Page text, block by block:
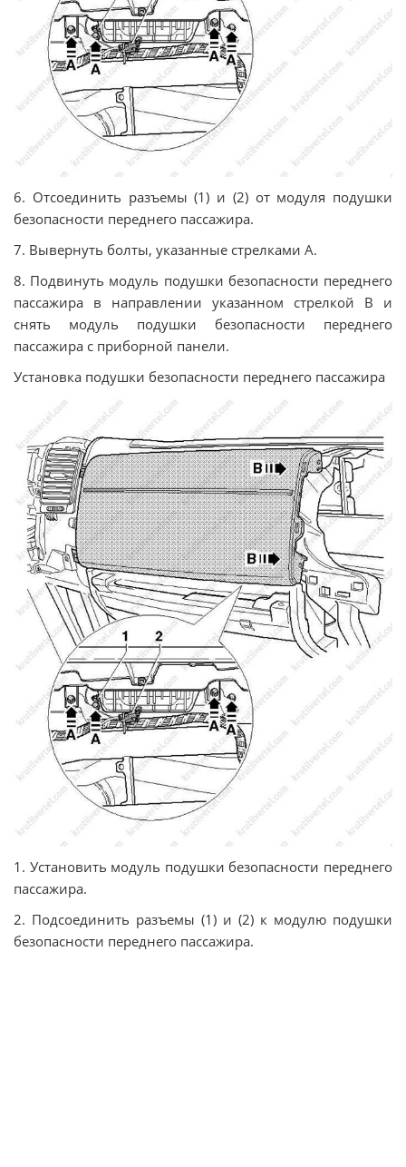
6. Отсоединить разъемы (1) и (2) от модуля подушки
безопасности переднего пассажира.
7. Вывернуть болты, указанные стрелками А.
8. Подвинуть модуль подушки безопасности переднего
пассажира в направлении указанном стрелкой В и
снять модуль подушки безопасности переднего
пассажира с приборной панели.
Установка подушки безопасности переднего пассажира
1. Установить модуль подушки безопасности переднего
пассажира.
2. Подсоединить разъемы (1) и (2) к модулю подушки
безопасности переднего пассажира.